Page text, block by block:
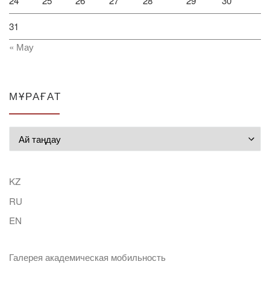
31
« Мау
МҰРАҒАТ
KZ
RU
EN
Галерея академическая мобильность